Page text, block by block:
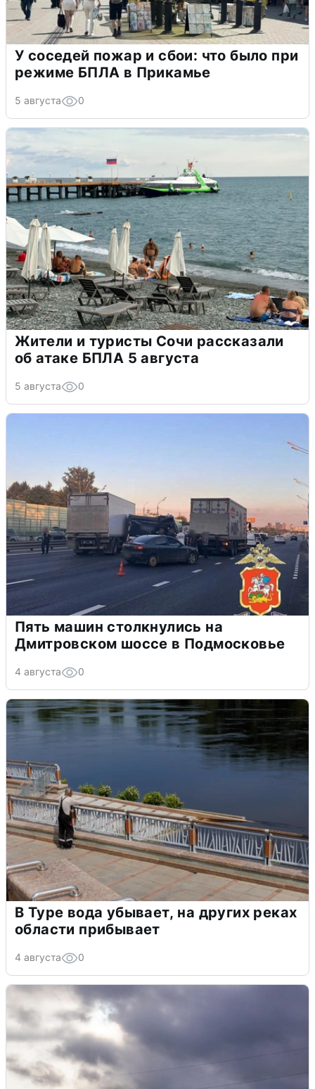
У соседей пожар и сбои: что было при
режиме БПЛА в Прикамье
5 августа 0
Жители и туристы Сочи рассказали
об атаке БПЛА 5 августа
5 августа 0
Пять машин столкнулись на
Дмитровском шоссе в Подмосковье
4 августа 0
В Туре вода убывает, на других реках
области прибывает
4 августа 0